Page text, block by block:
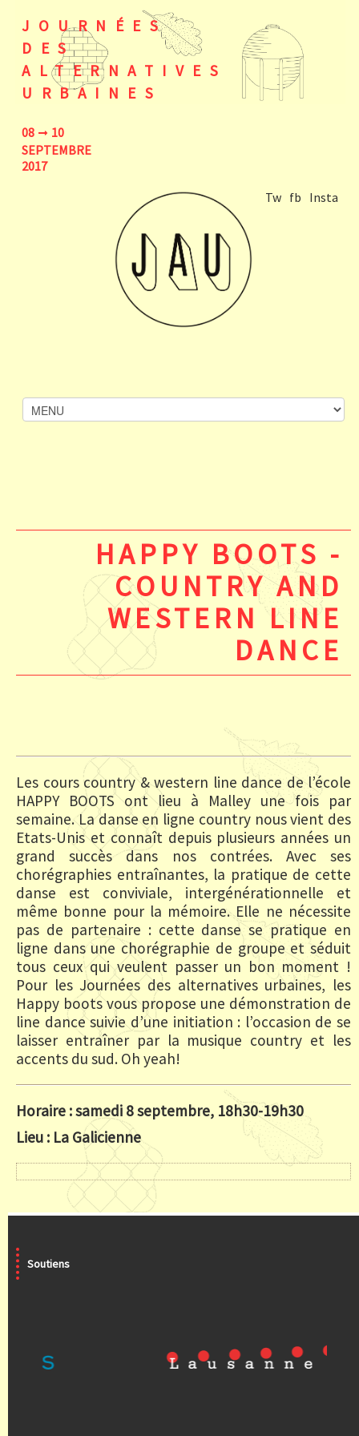
08
10
SEPTEMBRE
2017
JOURNÉES
DES
ALTERNATIVES
URBAINES
Tw fb Insta
HAPPY BOOTS -
COUNTRY AND
WESTERN LINE
DANCE
Les cours country & western line dance de l’école
HAPPY BOOTS ont lieu à Malley une fois par
semaine. La danse en ligne country nous vient des
Etats-Unis et connaît depuis plusieurs années un
grand succès dans nos contrées. Avec ses
chorégraphies entraînantes, la pratique de cette
danse est conviviale, intergénérationnelle et
même bonne pour la mémoire. Elle ne nécessite
pas de partenaire : cette danse se pratique en
ligne dans une chorégraphie de groupe et séduit
tous ceux qui veulent passer un bon moment !
Pour les Journées des alternatives urbaines, les
Happy boots vous propose une démonstration de
line dance suivie d’une initiation : l’occasion de se
laisser entraîner par la musique country et les
accents du sud. Oh yeah!
Horaire : samedi 8 septembre, 18h30-19h30
Lieu : La Galicienne
Soutiens